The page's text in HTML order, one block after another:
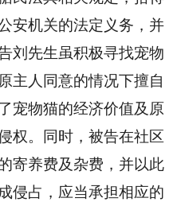
安机关的法定义务，并
刘先生虽积极寻找宠物
主人同意的情况下擅自
宠物猫的经济价值及原
权。同时，被告在社区
寄养费及杂费，并以此
侵占，应当承担相应的